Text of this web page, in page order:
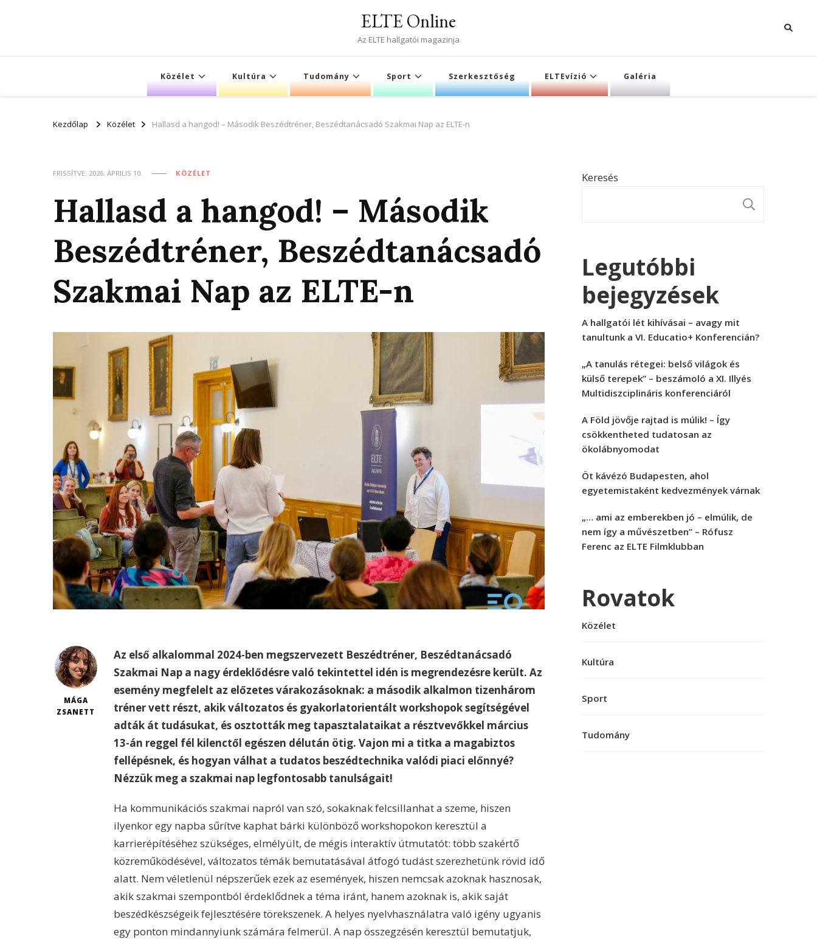
ELTE Online
Az ELTE hallgatói magazinja
Közélet Kultúra Tudomány Sport Szerkesztőség ELTEvízió Galéria
Kezdőlap Közélet Hallasd a hangod! – Második Beszédtréner, Beszédtanácsadó Szakmai Nap az ELTE-n
FRISSÍTVE: 2026. ÁPRILIS 10. KÖZÉLET
Hallasd a hangod! – Második
Beszédtréner, Beszédtanácsadó
Szakmai Nap az ELTE-n
MÁGA
ZSANETT
Az első alkalommal 2024-ben megszervezett Beszédtréner, Beszédtanácsadó
Szakmai Nap a nagy érdeklődésre való tekintettel idén is megrendezésre került. Az
esemény megfelelt az előzetes várakozásoknak: a második alkalmon tizenhárom
tréner vett részt, akik változatos és gyakorlatorientált workshopok segítségével
adták át tudásukat, és osztották meg tapasztalataikat a résztvevőkkel március
13-án reggel fél kilenctől egészen délután ötig. Vajon mi a titka a magabiztos
fellépésnek, és hogyan válhat a tudatos beszédtechnika valódi piaci előnnyé?
Nézzük meg a szakmai nap legfontosabb tanulságait!
Ha kommunikációs szakmai napról van szó, sokaknak felcsillanhat a szeme, hiszen
ilyenkor egy napba sűrítve kaphat bárki különböző workshopokon keresztül a
karrierépítéséhez szükséges, elmélyült, de mégis interaktív útmutatót: több szakértő
közreműködésével, változatos témák bemutatásával átfogó tudást szerezhetünk rövid idő
alatt. Nem véletlenül népszerűek ezek az események, hiszen nemcsak azoknak hasznosak,
akik szakmai szempontból érdeklődnek a téma iránt, hanem azoknak is, akik saját
beszédkészségeik fejlesztésére törekszenek. A helyes nyelvhasználatra való igény ugyanis
egy ponton mindannyiunk számára felmerül. A nap összegzésén keresztül bemutatjuk,
Keresés
Legutóbbi
bejegyzések
A hallgatói lét kihívásai – avagy mit
tanultunk a VI. Educatio+ Konferencián?
„A tanulás rétegei: belső világok és
külső terepek” – beszámoló a XI. Illyés
Multidiszciplináris konferenciáról
A Föld jövője rajtad is múlik! – Így
csökkentheted tudatosan az
ökolábnyomodat
Öt kávézó Budapesten, ahol
egyetemistaként kedvezmények várnak
„… ami az emberekben jó – elmúlik, de
nem így a művészetben” – Rófusz
Ferenc az ELTE Filmklubban
Rovatok
Közélet
Kultúra
Sport
Tudomány